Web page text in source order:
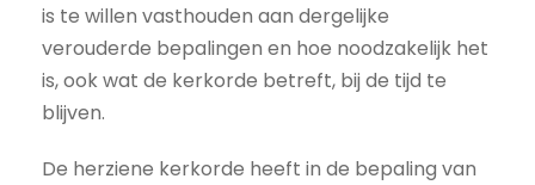
is te willen vasthouden aan dergelijke
verouderde bepalingen en hoe noodzakelijk het
is, ook wat de kerkorde betreft, bij de tijd te
blijven.
De herziene kerkorde heeft in de bepaling van